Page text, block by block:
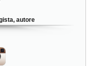
autore